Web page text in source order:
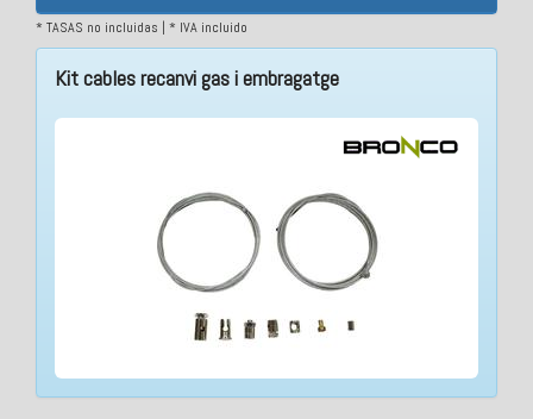
* TASAS no incluidas | * IVA incluido
Kit cables recanvi gas i embragatge